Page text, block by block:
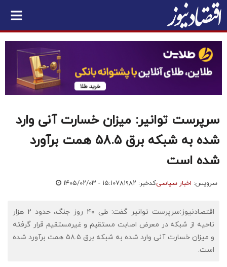
سرپرست توانیر: میزان خسارت آنی وارد
شده به شبکه برق ۵۸.۵ همت برآورد
شده است
سرویس: اخبار سیاسیکدخبر: ۷۸۱۹۸۲ ۱۴۰۵/۰۲/۰۳ - ۱۵:۱۰
اقتصادنیوز:سرپرست توانیر گفت: طی ۴۰ روز جنگ، حدود ۲ هزار
ناحیه از شبکه در معرض اصابت مستقیم و غیرمستقیم قرار گرفته
و میزان خسارت آنی وارد شده به شبکه برق ۵۸.۵ همت برآورد شده
است.